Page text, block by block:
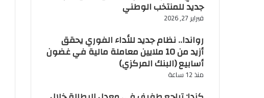
جديد للمنتخب الوطني
فبراير 27, 2026
رواندا.. نظام جديد للأداء الفوري يحقق
أزيد من 10 ملايين معاملة مالية في غضون
أسابيع (البنك المركزي)
منذ 12 ساعة